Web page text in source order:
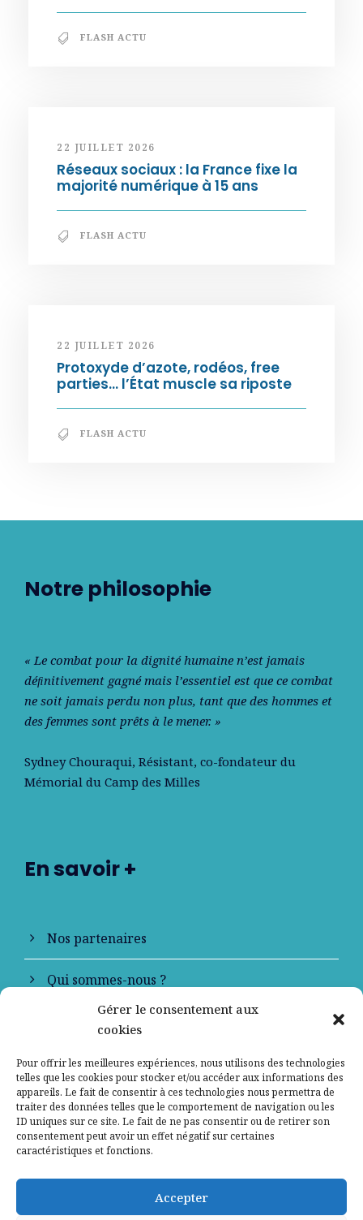
Gérer le consentement aux
cookies
Pour offrir les meilleures expériences, nous utilisons des technologies
telles que les cookies pour stocker et/ou accéder aux informations des
appareils. Le fait de consentir à ces technologies nous permettra de
traiter des données telles que le comportement de navigation ou les
ID uniques sur ce site. Le fait de ne pas consentir ou de retirer son
consentement peut avoir un effet négatif sur certaines
caractéristiques et fonctions.
Accepter
FLASH ACTU
22 JUILLET 2026
Réseaux sociaux : la France fixe la
majorité numérique à 15 ans
FLASH ACTU
22 JUILLET 2026
Protoxyde d’azote, rodéos, free
parties… l’État muscle sa riposte
FLASH ACTU
Notre philosophie
« Le combat pour la dignité humaine n’est jamais
déﬁnitivement gagné mais l’essentiel est que ce combat
ne soit jamais perdu non plus, tant que des hommes et
des femmes sont prêts à le mener. »
Sydney Chouraqui, Résistant, co-fondateur du
Mémorial du Camp des Milles
En savoir +
Nos partenaires
Qui sommes-nous ?
Contactez-nous
Mentions légales
Politique de confidentialité